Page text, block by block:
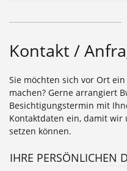
Kontakt /
Sie möchten sich vor Ort
machen? Gerne arrangiert
Besichtigungstermin mit
Kontaktdaten ein, damit
setzen können.